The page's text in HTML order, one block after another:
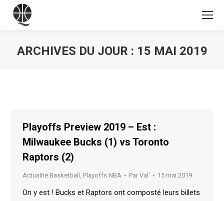
ARCHIVES DU JOUR : 15 MAI 2019
Playoffs Preview 2019 – Est :
Milwaukee Bucks (1) vs Toronto
Raptors (2)
Actualité Basketball , Playoffs NBA Par Val' 15 mai 2019
On y est ! Bucks et Raptors ont composté leurs billets